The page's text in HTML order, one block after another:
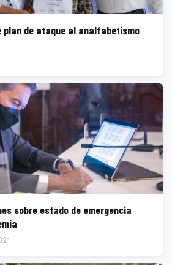
plan de ataque al analfabetismo
sobre estado de emergencia